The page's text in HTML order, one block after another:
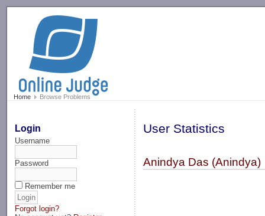
Home Browse Problems
Login
Username
Password
Remember me
Forgot login?
User Statistics
Anindya Das (Anindya)